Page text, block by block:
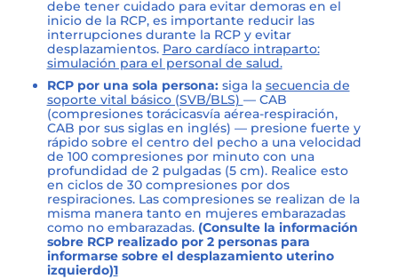
debe tener cuidado para evitar demoras en el
inicio de la RCP, es importante reducir las
interrupciones durante la RCP y evitar
desplazamientos. Paro cardíaco intraparto:
simulación para el personal de salud.
RCP por una sola persona:siga la secuencia de
soporte vital básico (SVB/BLS) — CAB
(compresiones torácicasvía aérea-respiración,
CAB por sus siglas en inglés) — presione fuerte y
rápido sobre el centro del pecho a una velocidad
de 100 compresiones por minuto con una
profundidad de 2 pulgadas (5 cm). Realice esto
en ciclos de 30 compresiones por dos
respiraciones. Las compresiones se realizan de la
misma manera tanto en mujeres embarazadas
como no embarazadas. (Consulte la información
sobre RCP realizado por 2 personas para
informarse sobre el desplazamiento uterino
izquierdo)1